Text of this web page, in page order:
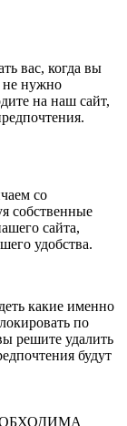
вас, когда вы
не нужно
на наш сайт,
со
собственные
сайта,
удобства.
какие именно
по
решите удалить
будут